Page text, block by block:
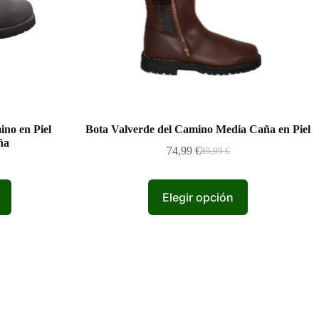
en Piel
Bota Valverde del Camino Media Caña en Piel
89,99€
El
original
era:
89,99 €.
74,99 €El
actual
es:
74,99 €.
Elegir opción